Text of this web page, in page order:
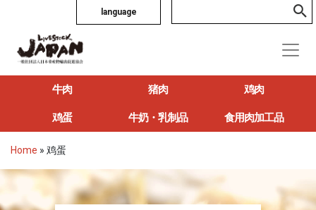
language
牛肉 猪肉 鸡肉
鸡蛋 牛奶・乳制品 食用肉加工品
Home » 鸡蛋